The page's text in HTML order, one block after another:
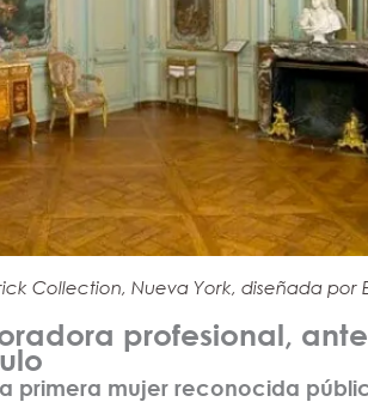
Collection, Nueva York, diseñada por
profesional,
primera mujer reconocida